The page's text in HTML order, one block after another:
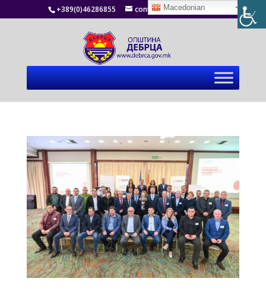
+389(0)46286855 contact@debrca.gov.mk
Macedonian